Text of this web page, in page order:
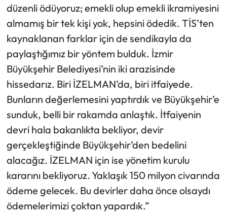
düzenli ödüyoruz; emekli olup emekli ikramiyesini
almamış bir tek kişi yok, hepsini ödedik. TİS’ten
kaynaklanan farklar için de sendikayla da
paylaştığımız bir yöntem bulduk. İzmir
Büyükşehir Belediyesi’nin iki arazisinde
hissedarız. Biri İZELMAN’da, biri itfaiyede.
Bunların değerlemesini yaptırdık ve Büyükşehir’e
sunduk, belli bir rakamda anlaştık. İtfaiyenin
devri hala bakanlıkta bekliyor, devir
gerçekleştiğinde Büyükşehir’den bedelini
alacağız. İZELMAN için ise yönetim kurulu
kararını bekliyoruz. Yaklaşık 150 milyon civarında
ödeme gelecek. Bu devirler daha önce olsaydı
ödemelerimizi çoktan yapardık.”